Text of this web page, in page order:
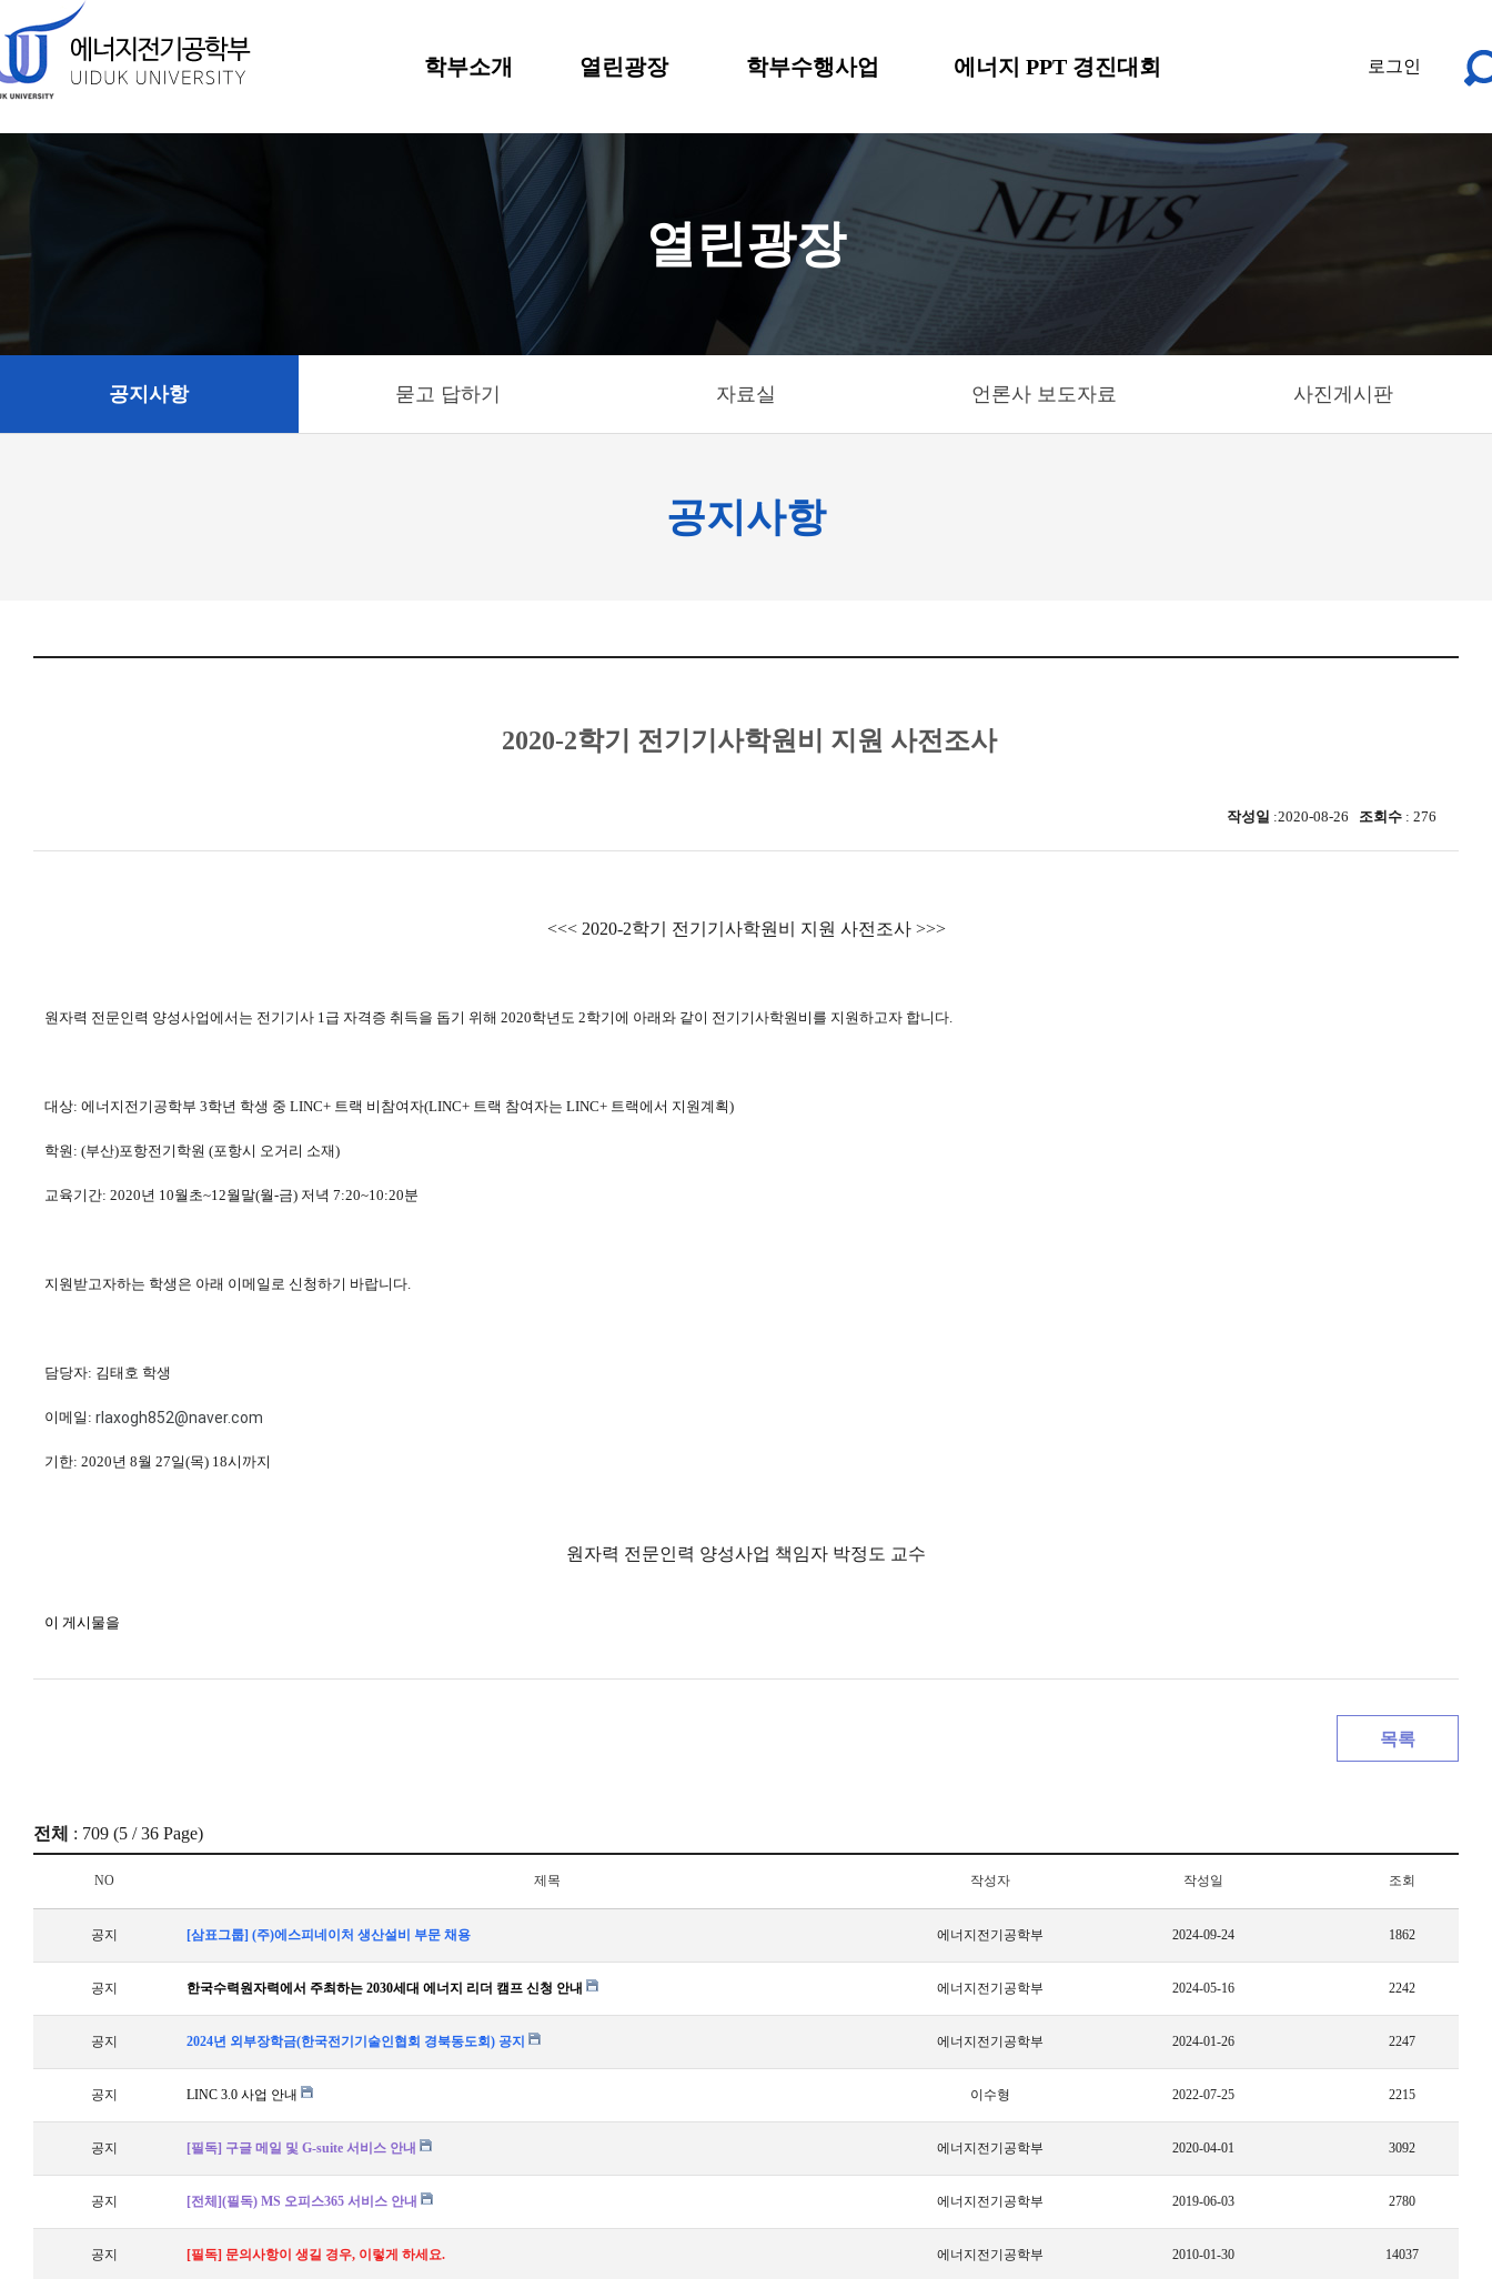
학부소개 열린광장 학부수행사업 에너지 PPT 경진대회 로그인
열린광장
공지사항 묻고 답하기 자료실 언론사 보도자료 사진게시판
공지사항
2020-2학기 전기기사학원비 지원 사전조사
작성일 :2020-08-26 조회수 : 276
<<< 2020-2학기 전기기사학원비 지원 사전조사 >>>
원자력 전문인력 양성사업에서는 전기기사 1급 자격증 취득을 돕기 위해 2020학년도 2학기에 아래와 같이 전기기사학원비를 지원하고자 합니다.
대상: 에너지전기공학부 3학년 학생 중 LINC+ 트랙 비참여자(LINC+ 트랙 참여자는 LINC+ 트랙에서 지원계획)
학원: (부산)포항전기학원 (포항시 오거리 소재)
교육기간: 2020년 10월초~12월말(월-금) 저녁 7:20~10:20분
지원받고자하는 학생은 아래 이메일로 신청하기 바랍니다.
담당자: 김태호 학생
이메일: rlaxogh852@naver.com
기한: 2020년 8월 27일(목) 18시까지
원자력 전문인력 양성사업 책임자 박정도 교수
이 게시물을
목록
전체 : 709 (5 / 36 Page)
NO 제목 작성자 작성일 조회
공지 [삼표그룹] (주)에스피네이처 생산설비 부문 채용 에너지전기공학부 2024-09-24 1862
공지 한국수력원자력에서 주최하는 2030세대 에너지 리더 캠프 신청 안내 에너지전기공학부 2024-05-16 2242
공지 2024년 외부장학금(한국전기기술인협회 경북동도회) 공지 에너지전기공학부 2024-01-26 2247
공지 LINC 3.0 사업 안내 이수형 2022-07-25 2215
공지 [필독] 구글 메일 및 G-suite 서비스 안내 에너지전기공학부 2020-04-01 3092
공지 [전체](필독) MS 오피스365 서비스 안내 에너지전기공학부 2019-06-03 2780
공지 [필독] 문의사항이 생길 경우, 이렇게 하세요. 에너지전기공학부 2010-01-30 14037